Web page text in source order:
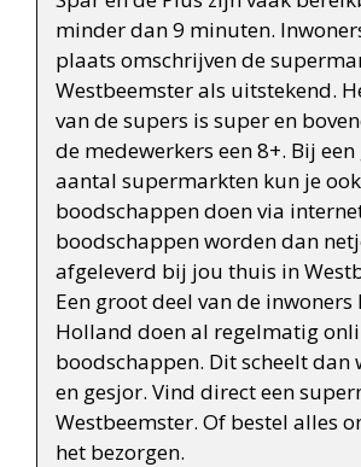
minder dan 9 minuten.
plaats omschrijven de
Westbeemster als uitstekend.
van de supers is super en
de medewerkers een 8+. Bij
aantal supermarkten kun je
boodschappen doen via
boodschappen worden dan
afgeleverd bij jou thuis in
Een groot deel van de inwoners
Holland doen al regelmatig
boodschappen. Dit scheelt dan
en gesjor. Vind direct een
Westbeemster. Of bestel alles
het bezorgen.